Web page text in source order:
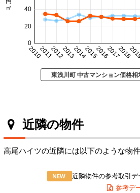
201020112012201320142015201620172018
0
20
40
東浅川町 中古マンション価格相
近隣の物件
高尾ハイツの近隣には以下のような物件
NEW
近隣物件の参考取引
参考デ